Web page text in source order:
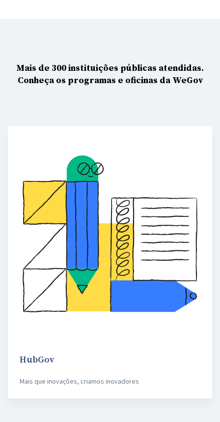
Mais de 300 instituições públicas atendidas.
Conheça os programas e oficinas da WeGov
HubGov
Mais que inovações, criamos inovadores